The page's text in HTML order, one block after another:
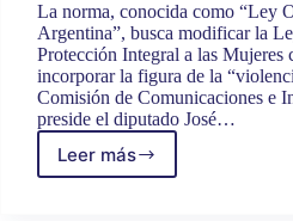
La norma, conocida como “Ley
Argentina”, busca modificar la
Protección Integral a las Mujeres
incorporar la figura de la
Comisión de Comunicaciones e
preside el diputado José…
Leer más
Trabajo